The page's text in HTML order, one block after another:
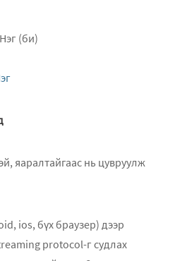
(би)
яаралтайгаас нь цувруулж
ios, бүх браузер) дээр
protocol-г судлах